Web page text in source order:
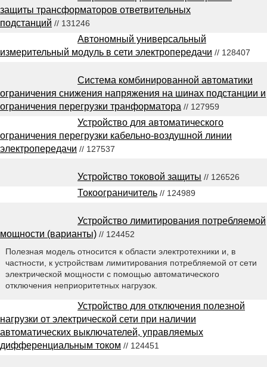
защиты трансформаторов ответвительных
подстанций // 131246
Автономный универсальный
измерительный модуль в сети электропередачи // 128407
Система комбинированной автоматики
ограничения снижения напряжения на шинах подстанции и
ограничения перегрузки транформатора // 127959
Устройство для автоматического
ограничения перегрузки кабельно-воздушной линии
электропередачи // 127537
Устройство токовой защиты // 126526
Токоограничитель // 124989
Устройство лимитирования потребляемой
мощности (варианты) // 124452
Полезная модель относится к области электротехники и, в
частности, к устройствам лимитирования потребляемой от сети
электрической мощности с помощью автоматического
отключения неприоритетных нагрузок.
Устройство для отключения полезной
нагрузки от электрической сети при наличии
автоматических выключателей, управляемых
дифференциальным током // 124451